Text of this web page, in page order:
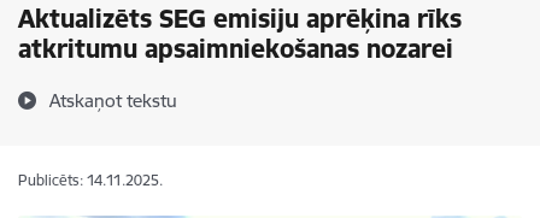
Aktualizēts SEG emisiju aprēķina rīks
atkritumu apsaimniekošanas nozarei
Atskaņot tekstu
Publicēts: 14.11.2025.